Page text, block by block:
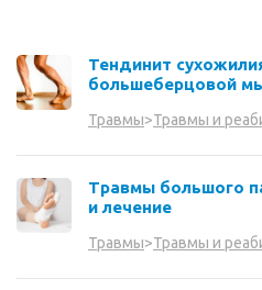
Тендинит
большеберцовой
Травмы>Травмы и
Травмы большого
и лечение
Травмы>Травмы и